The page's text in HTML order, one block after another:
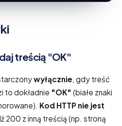
treścią "OK"
wyłącznie , gdy treść
to dokładnie "OK" (białe znaki
Kod HTTP nie jest
200 z inną treścią (np. stroną